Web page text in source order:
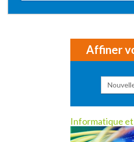
Affiner
Informatique